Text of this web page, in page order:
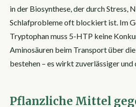
in der Biosynthese, der durch Stress,
Schlafprobleme oft blockiert ist. Im
Tryptophan muss 5-HTP keine
Aminosäuren beim Transport über
bestehen – es wirkt zuverlässiger
Pflanzliche Mittel